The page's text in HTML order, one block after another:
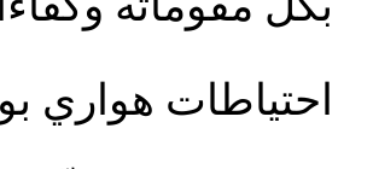
احتياطات هواري